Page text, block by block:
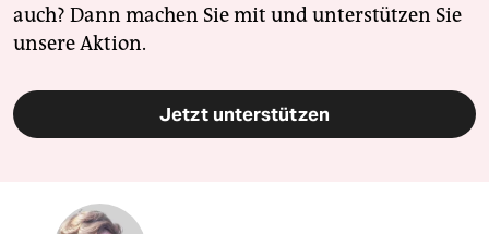
auch? Dann machen Sie mit und unterstützen Sie
unsere Aktion.
Jetzt unterstützen